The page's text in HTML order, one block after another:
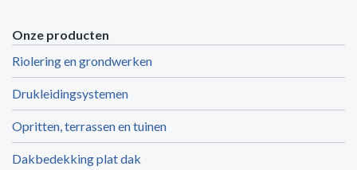
Onze producten
Riolering en grondwerken
Drukleidingsystemen
Opritten, terrassen en tuinen
Dakbedekking plat dak